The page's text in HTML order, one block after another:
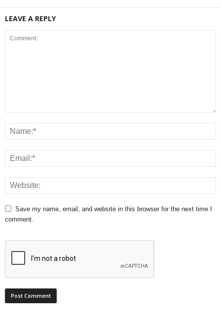
LEAVE A REPLY
Save my name, email, and website in this browser for the next time I
comment.